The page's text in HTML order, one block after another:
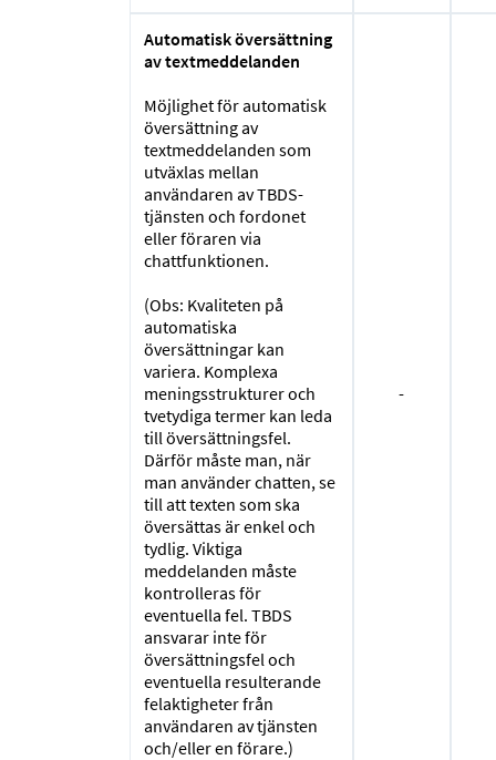
Automatisk översättning
av textmeddelanden
Möjlighet för automatisk
översättning av
textmeddelanden som
utväxlas mellan
användaren av TBDS-
tjänsten och fordonet
eller föraren via
chattfunktionen.
(Obs: Kvaliteten på
automatiska
översättningar kan
variera. Komplexa
meningsstrukturer och
tvetydiga termer kan leda
till översättningsfel.
Därför måste man, när
man använder chatten, se
till att texten som ska
översättas är enkel och
tydlig. Viktiga
meddelanden måste
kontrolleras för
eventuella fel. TBDS
ansvarar inte för
översättningsfel och
eventuella resulterande
felaktigheter från
användaren av tjänsten
och/eller en förare.)
-